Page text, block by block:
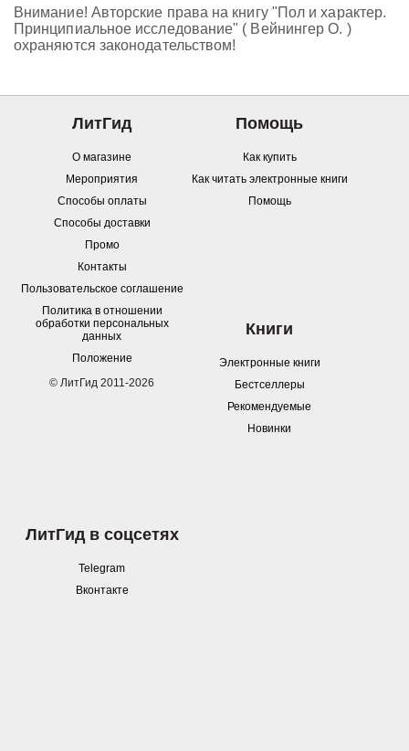
Внимание! Авторские права на книгу "Пол и характер.
Принципиальное исследование" ( Вейнингер О. )
охраняются законодательством!
ЛитГид
О магазине
Мероприятия
Способы оплаты
Способы доставки
Промо
Контакты
Пользовательское соглашение
Политика в отношении
обработки персональных
данных
Положение
© ЛитГид 2011-2026
Помощь
Как купить
Как читать электронные книги
Помощь
Книги
Электронные книги
Бестселлеры
Рекомендуемые
Новинки
ЛитГид в соцсетях
Telegram
Вконтакте